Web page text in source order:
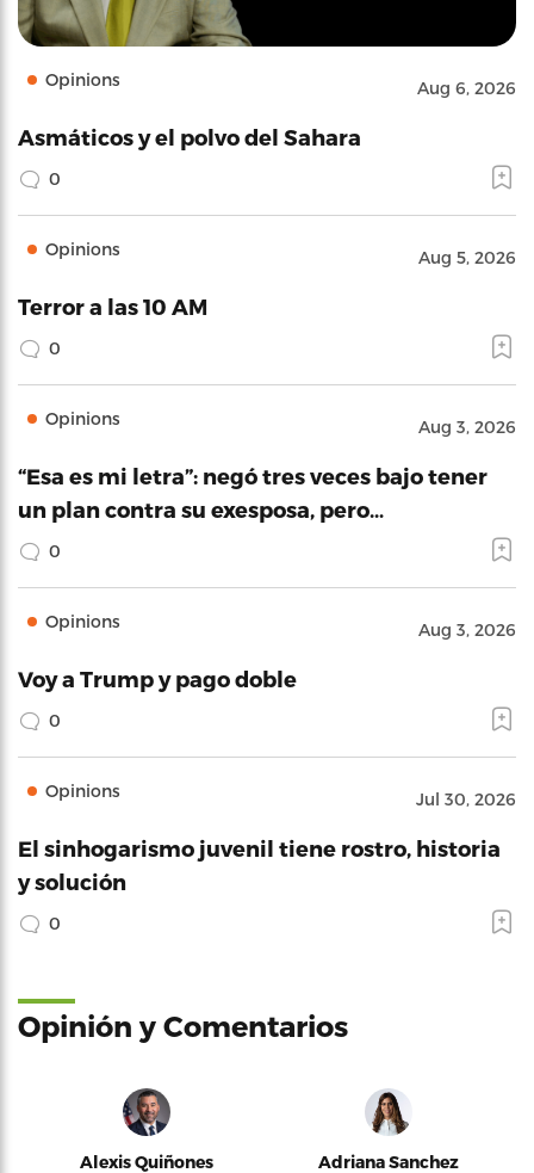
Opinions Aug 6, 2026
Asmáticos y el polvo del Sahara
0
Opinions Aug 5, 2026
Terror a las 10 AM
0
Opinions Aug 3, 2026
“Esa es mi letra”: negó tres veces bajo tener
un plan contra su exesposa, pero…
0
Opinions Aug 3, 2026
Voy a Trump y pago doble
0
Opinions Jul 30, 2026
El sinhogarismo juvenil tiene rostro, historia
y solución
0
Opinión y Comentarios
Alexis Quiñones Adriana Sanchez